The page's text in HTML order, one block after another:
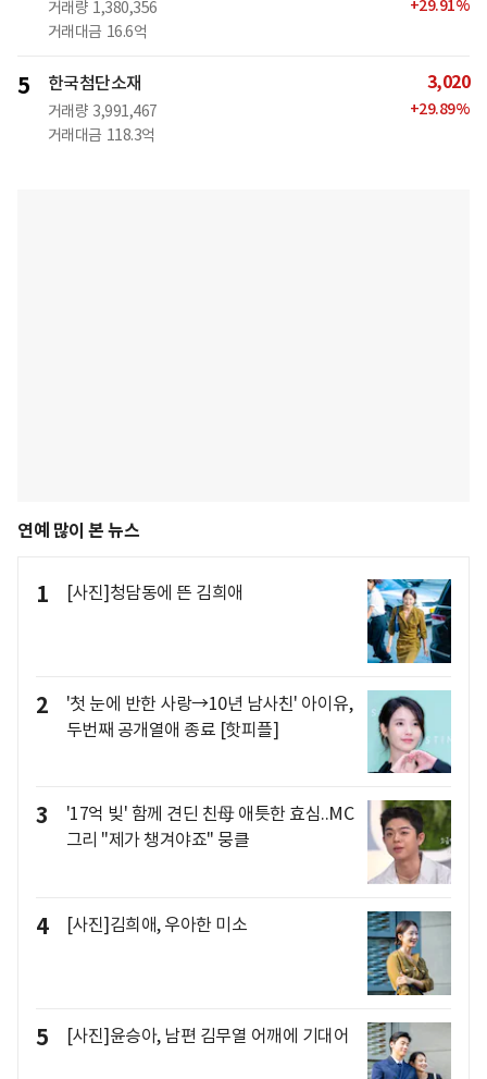
거래량 1,380,356
거래대금 16.6억
+29.91%
5 한국첨단소재
거래량 3,991,467
거래대금 118.3억
3,020
+29.89%
연예 많이 본 뉴스
1 [사진]청담동에 뜬 김희애
2
'첫 눈에 반한 사랑→10년 남사친' 아이유,
두번째 공개열애 종료 [핫피플]
3
'17억 빚' 함께 견딘 친母 애틋한 효심..MC
그리 "제가 챙겨야죠" 뭉클
4 [사진]김희애, 우아한 미소
5 [사진]윤승아, 남편 김무열 어깨에 기대어